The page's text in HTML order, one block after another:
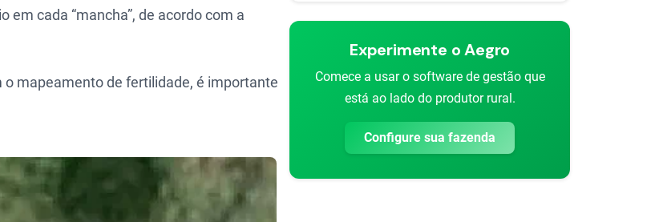
em cada “mancha”, de acordo com a
mapeamento de fertilidade, é importante
Experimente o Aegro
Comece a usar o software de gestão que
está ao lado do produtor rural.
Configure sua fazenda